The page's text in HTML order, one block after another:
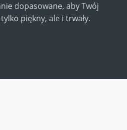
dopasowane, aby Twój
piękny, ale i trwały.